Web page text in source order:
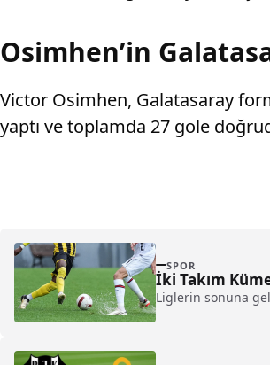
Osimhen’in
Victor Osimhen, Galatasaray
yaptı ve toplamda 27 gole
SPOR
İki Takım
Liglerin sonuna